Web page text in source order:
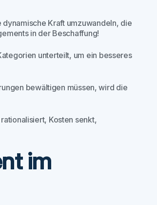
Kraft umzuwandeln, die
in der Beschaffung!
unterteilt, um ein besseres
bewältigen müssen, wird die
Kosten senkt,
im